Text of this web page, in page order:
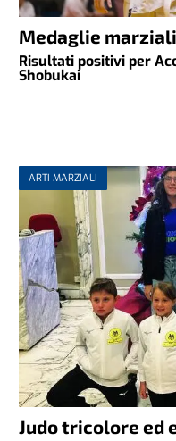
Medaglie marziali
Risultati positivi per
Shobukai
ARTI MARZIALI
Judo tricolore ed